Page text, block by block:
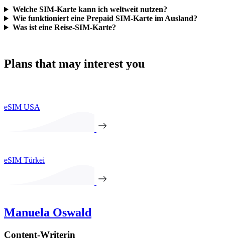
Welche SIM-Karte kann ich weltweit nutzen?
Wie funktioniert eine Prepaid SIM-Karte im Ausland?
Was ist eine Reise-SIM-Karte?
Plans that may interest you
eSIM USA
eSIM Türkei
Manuela Oswald
Content-Writerin